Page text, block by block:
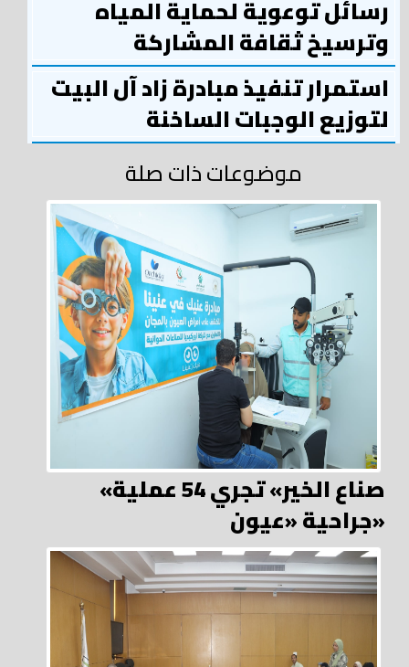
رسائل توعوية لحماية المياه
وترسيخ ثقافة المشاركة
استمرار تنفيذ مبادرة زاد آل البيت
لتوزيع الوجبات الساخنة
موضوعات ذات صلة
«صناع الخير» تجري 54 عملية
جراحية «عيون»